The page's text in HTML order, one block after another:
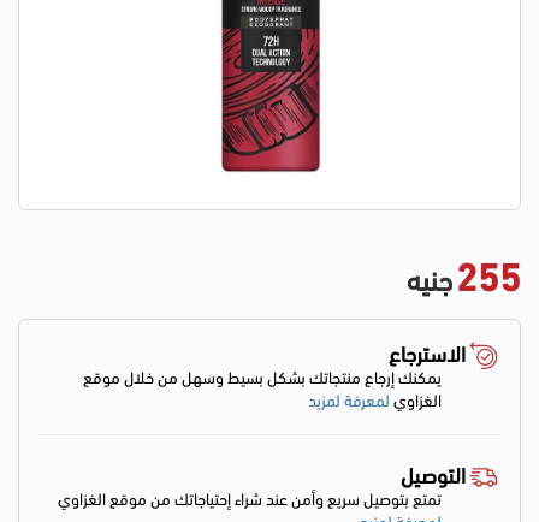
255جنيه
الاسترجاع
يمكنك إرجاع منتجاتك بشكل بسيط وسهل من خلال موقع
الغزاويلمعرفة لمزيد
التوصيل
تمتع بتوصيل سريع وأمن عند شراء إحتياجاتك من موقع الغزاوي